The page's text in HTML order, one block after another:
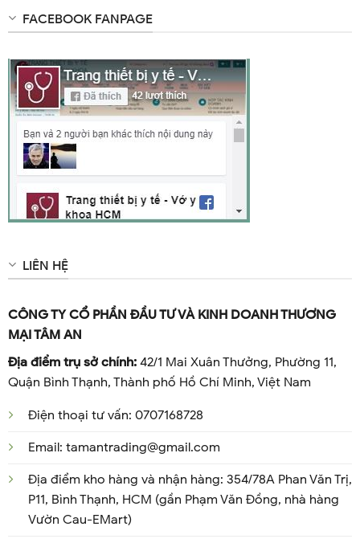
FACEBOOK FANPAGE
LIÊN HỆ
CÔNG TY CỔ PHẦN ĐẦU TƯ VÀ KINH DOANH THƯƠNG
MẠI TÂM AN
Địa điểm trụ sở chính:42/1 Mai Xuân Thưởng, Phường 11,
Quận Bình Thạnh, Thành phố Hồ Chí Minh, Việt Nam
Điện thoại tư vấn: 0707168728
Email: tamantrading@gmail.com
Địa điểm kho hàng và nhận hàng: 354/78A Phan Văn Trị,
P11, Bình Thạnh, HCM (gần Phạm Văn Đồng, nhà hàng
Vườn Cau-EMart)